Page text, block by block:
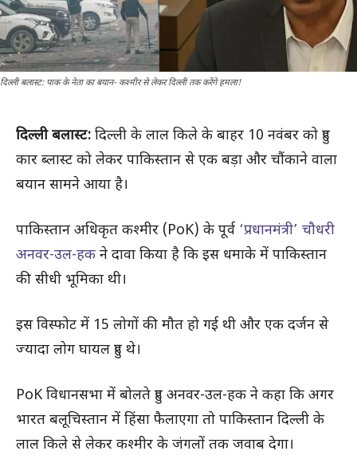
दिल्ली बलास्ट: पाक के नेता का बयान- कश्मीर से लेकर दिल्ली तक करेंगे हमला!
दिल्ली बलास्ट: दिल्ली के लाल किले के बाहर 10 नवंबर को हुए
कार ब्लास्ट को लेकर पाकिस्तान से एक बड़ा और चौंकाने वाला
बयान सामने आया है।
पाकिस्तान अधिकृत कश्मीर (PoK) के पूर्व ‘प्रधानमंत्री’ चौधरी
अनवर-उल-हक ने दावा किया है कि इस धमाके में पाकिस्तान
की सीधी भूमिका थी।
इस विस्फोट में 15 लोगों की मौत हो गई थी और एक दर्जन से
ज्यादा लोग घायल हुए थे।
PoK विधानसभा में बोलते हुए अनवर-उल-हक ने कहा कि अगर
भारत बलूचिस्तान में हिंसा फैलाएगा तो पाकिस्तान दिल्ली के
लाल किले से लेकर कश्मीर के जंगलों तक जवाब देगा।